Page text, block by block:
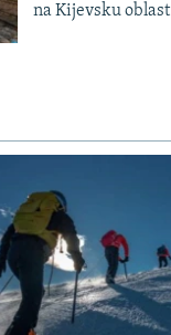
na Kijevsku oblast